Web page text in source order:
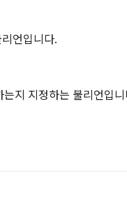
언입니다.
지 지정하는 불리언입